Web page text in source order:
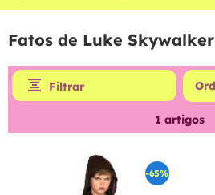
Fatos de Luke Skywalker
Filtrar
1 artigos
-65%